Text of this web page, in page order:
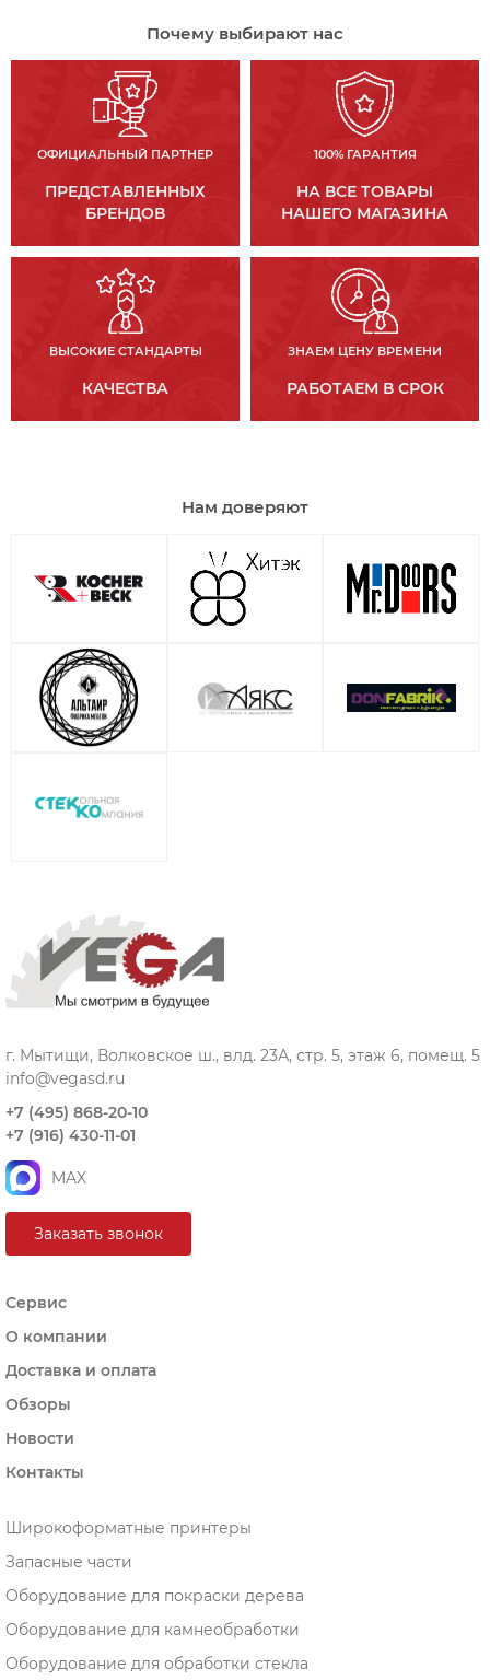
Почему выбирают нас
ОФИЦИАЛЬНЫЙ ПАРТНЕР
ПРЕДСТАВЛЕННЫХ
БРЕНДОВ
100% ГАРАНТИЯ
НА ВСЕ ТОВАРЫ
НАШЕГО МАГАЗИНА
ВЫСОКИЕ СТАНДАРТЫ
КАЧЕСТВА
ЗНАЕМ ЦЕНУ ВРЕМЕНИ
РАБОТАЕМ В СРОК
Нам доверяют
г. Мытищи, Волковское ш., влд. 23А, стр. 5, этаж 6, помещ. 5
info@vegasd.ru
+7 (495) 868-20-10
+7 (916) 430-11-01
MAX
Заказать звонок
Сервис
О компании
Доставка и оплата
Обзоры
Новости
Контакты
Широкоформатные принтеры
Запасные части
Оборудование для покраски дерева
Оборудование для камнеобработки
Оборудование для обработки стекла